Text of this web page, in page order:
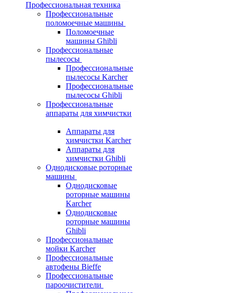
Профессиональная техника
Профессиональные
поломоечные машины
Поломоечные
машины Ghibli
Профессиональные
пылесосы
Профессиональные
пылесосы Karcher
Профессиональные
пылесосы Ghibli
Профессиональные
аппараты для химчистки
Аппараты для
химчистки Karcher
Аппараты для
химчистки Ghibli
Однодисковые роторные
машины
Однодисковые
роторные машины
Karcher
Однодисковые
роторные машины
Ghibli
Профессиональные
мойки Karcher
Профессиональные
автофены Bieffe
Профессиональные
пароочистители